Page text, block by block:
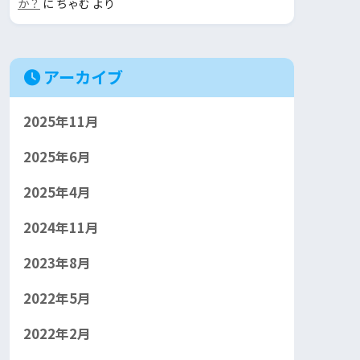
アーカイブ
2025年11月
2025年6月
2025年4月
2024年11月
2023年8月
2022年5月
2022年2月